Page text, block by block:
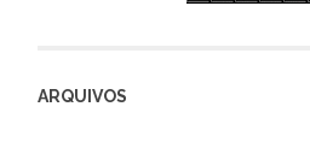
ARQUIVOS